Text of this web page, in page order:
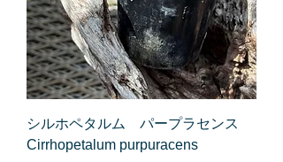
シルホペタルム パープラセンス
Cirrhopetalum purpuracens